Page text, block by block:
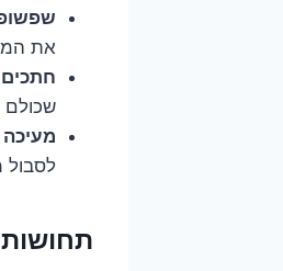
את
שכולם
מעיכה
לסבול